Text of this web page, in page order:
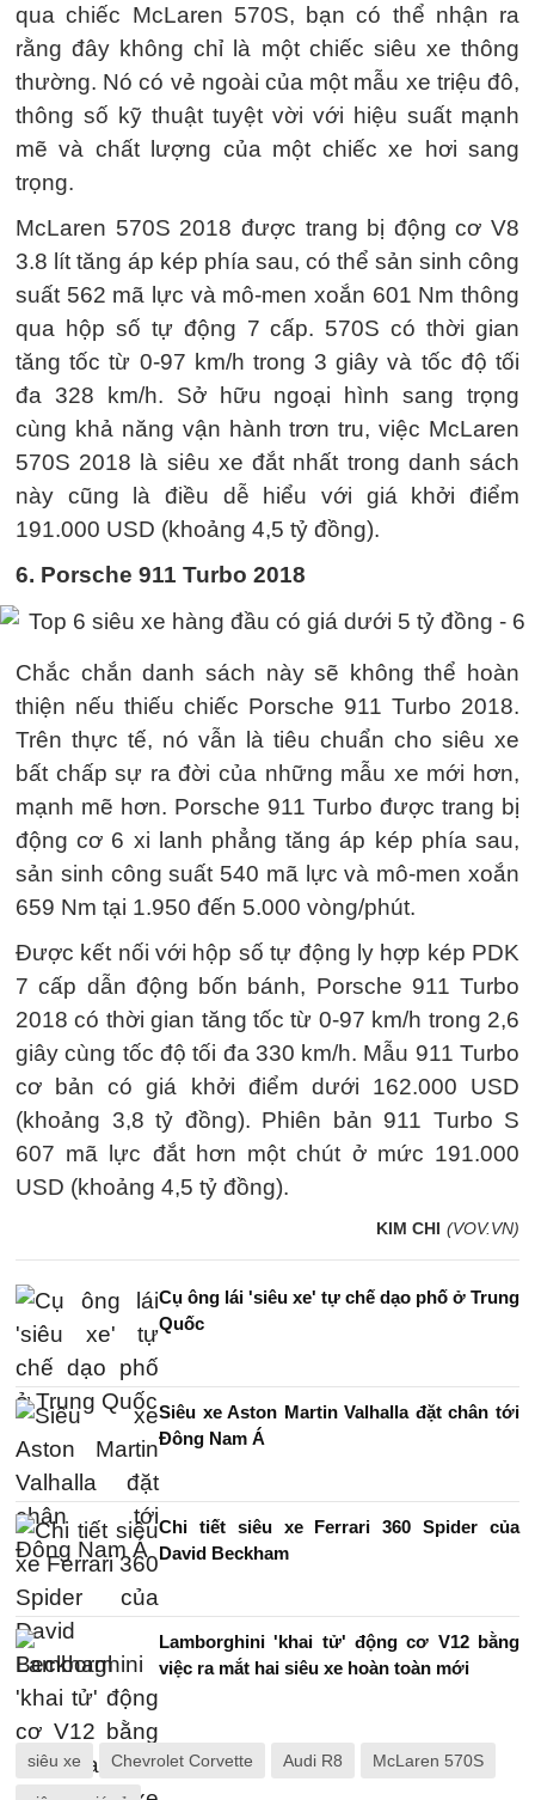
qua chiếc McLaren 570S, bạn có thể nhận ra
rằng đây không chỉ là một chiếc siêu xe thông
thường. Nó có vẻ ngoài của một mẫu xe triệu đô,
thông số kỹ thuật tuyệt vời với hiệu suất mạnh
mẽ và chất lượng của một chiếc xe hơi sang
trọng.
McLaren 570S 2018 được trang bị động cơ V8
3.8 lít tăng áp kép phía sau, có thể sản sinh công
suất 562 mã lực và mô-men xoắn 601 Nm thông
qua hộp số tự động 7 cấp. 570S có thời gian
tăng tốc từ 0-97 km/h trong 3 giây và tốc độ tối
đa 328 km/h. Sở hữu ngoại hình sang trọng
cùng khả năng vận hành trơn tru, việc McLaren
570S 2018 là siêu xe đắt nhất trong danh sách
này cũng là điều dễ hiểu với giá khởi điểm
191.000 USD (khoảng 4,5 tỷ đồng).
6. Porsche 911 Turbo 2018
Chắc chắn danh sách này sẽ không thể hoàn
thiện nếu thiếu chiếc Porsche 911 Turbo 2018.
Trên thực tế, nó vẫn là tiêu chuẩn cho siêu xe
bất chấp sự ra đời của những mẫu xe mới hơn,
mạnh mẽ hơn. Porsche 911 Turbo được trang bị
động cơ 6 xi lanh phẳng tăng áp kép phía sau,
sản sinh công suất 540 mã lực và mô-men xoắn
659 Nm tại 1.950 đến 5.000 vòng/phút.
Được kết nối với hộp số tự động ly hợp kép PDK
7 cấp dẫn động bốn bánh, Porsche 911 Turbo
2018 có thời gian tăng tốc từ 0-97 km/h trong 2,6
giây cùng tốc độ tối đa 330 km/h. Mẫu 911 Turbo
cơ bản có giá khởi điểm dưới 162.000 USD
(khoảng 3,8 tỷ đồng). Phiên bản 911 Turbo S
607 mã lực đắt hơn một chút ở mức 191.000
USD (khoảng 4,5 tỷ đồng).
KIM CHI (VOV.VN)
Cụ ông lái 'siêu xe' tự chế dạo phố ở Trung
Quốc
Siêu xe Aston Martin Valhalla đặt chân tới
Đông Nam Á
Chi tiết siêu xe Ferrari 360 Spider của
David Beckham
Lamborghini 'khai tử' động cơ V12 bằng
việc ra mắt hai siêu xe hoàn toàn mới
siêu xe Chevrolet Corvette Audi R8 McLaren 570S